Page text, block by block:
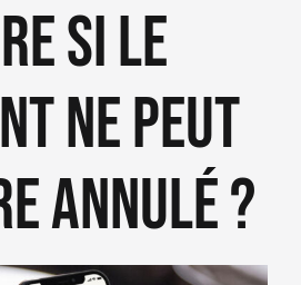
si le
ne peut
annulé ?